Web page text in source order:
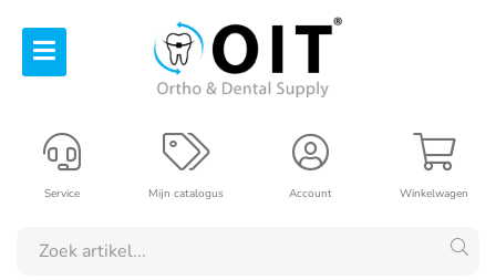
Winkelwagen
Account
Mijn catalogus
Service